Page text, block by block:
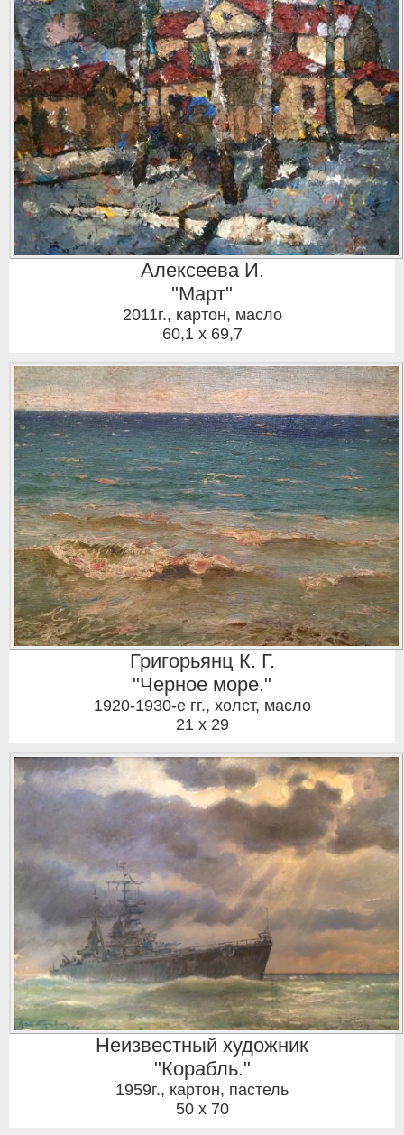
Алексеева И.
"Март"
2011г., картон, масло
60,1 x 69,7
Григорьянц К. Г.
"Черное море."
1920-1930-е гг., холст, масло
21 x 29
Неизвестный художник
"Корабль."
1959г., картон, пастель
50 x 70